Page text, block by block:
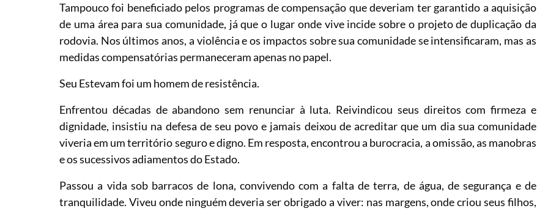
Tampouco foi beneficiado pelos programas de compensação que deveriam ter garantido a aquisição
de uma área para sua comunidade, já que o lugar onde vive incide sobre o projeto de duplicação da
rodovia. Nos últimos anos, a violência e os impactos sobre sua comunidade se intensificaram, mas as
medidas compensatórias permaneceram apenas no papel.
Seu Estevam foi um homem de resistência.
Enfrentou décadas de abandono sem renunciar à luta. Reivindicou seus direitos com firmeza e
dignidade, insistiu na defesa de seu povo e jamais deixou de acreditar que um dia sua comunidade
viveria em um território seguro e digno. Em resposta, encontrou a burocracia, a omissão, as manobras
e os sucessivos adiamentos do Estado.
Passou a vida sob barracos de lona, convivendo com a falta de terra, de água, de segurança e de
tranquilidade. Viveu onde ninguém deveria ser obrigado a viver: nas margens, onde criou seus filhos,